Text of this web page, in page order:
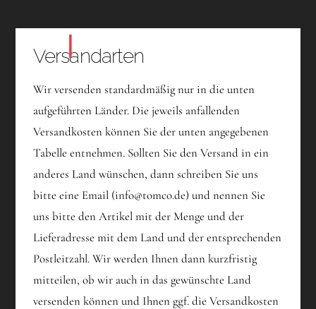
Versandarten
Wir versenden standardmäßig nur in die unten
aufgeführten Länder. Die jeweils anfallenden
Versandkosten können Sie der unten angegebenen
Tabelle entnehmen. Sollten Sie den Versand in ein
anderes Land wünschen, dann schreiben Sie uns
bitte eine Email (info@tomco.de) und nennen Sie
uns bitte den Artikel mit der Menge und der
Lieferadresse mit dem Land und der entsprechenden
Postleitzahl. Wir werden Ihnen dann kurzfristig
mitteilen, ob wir auch in das gewünschte Land
versenden können und Ihnen ggf. die Versandkosten